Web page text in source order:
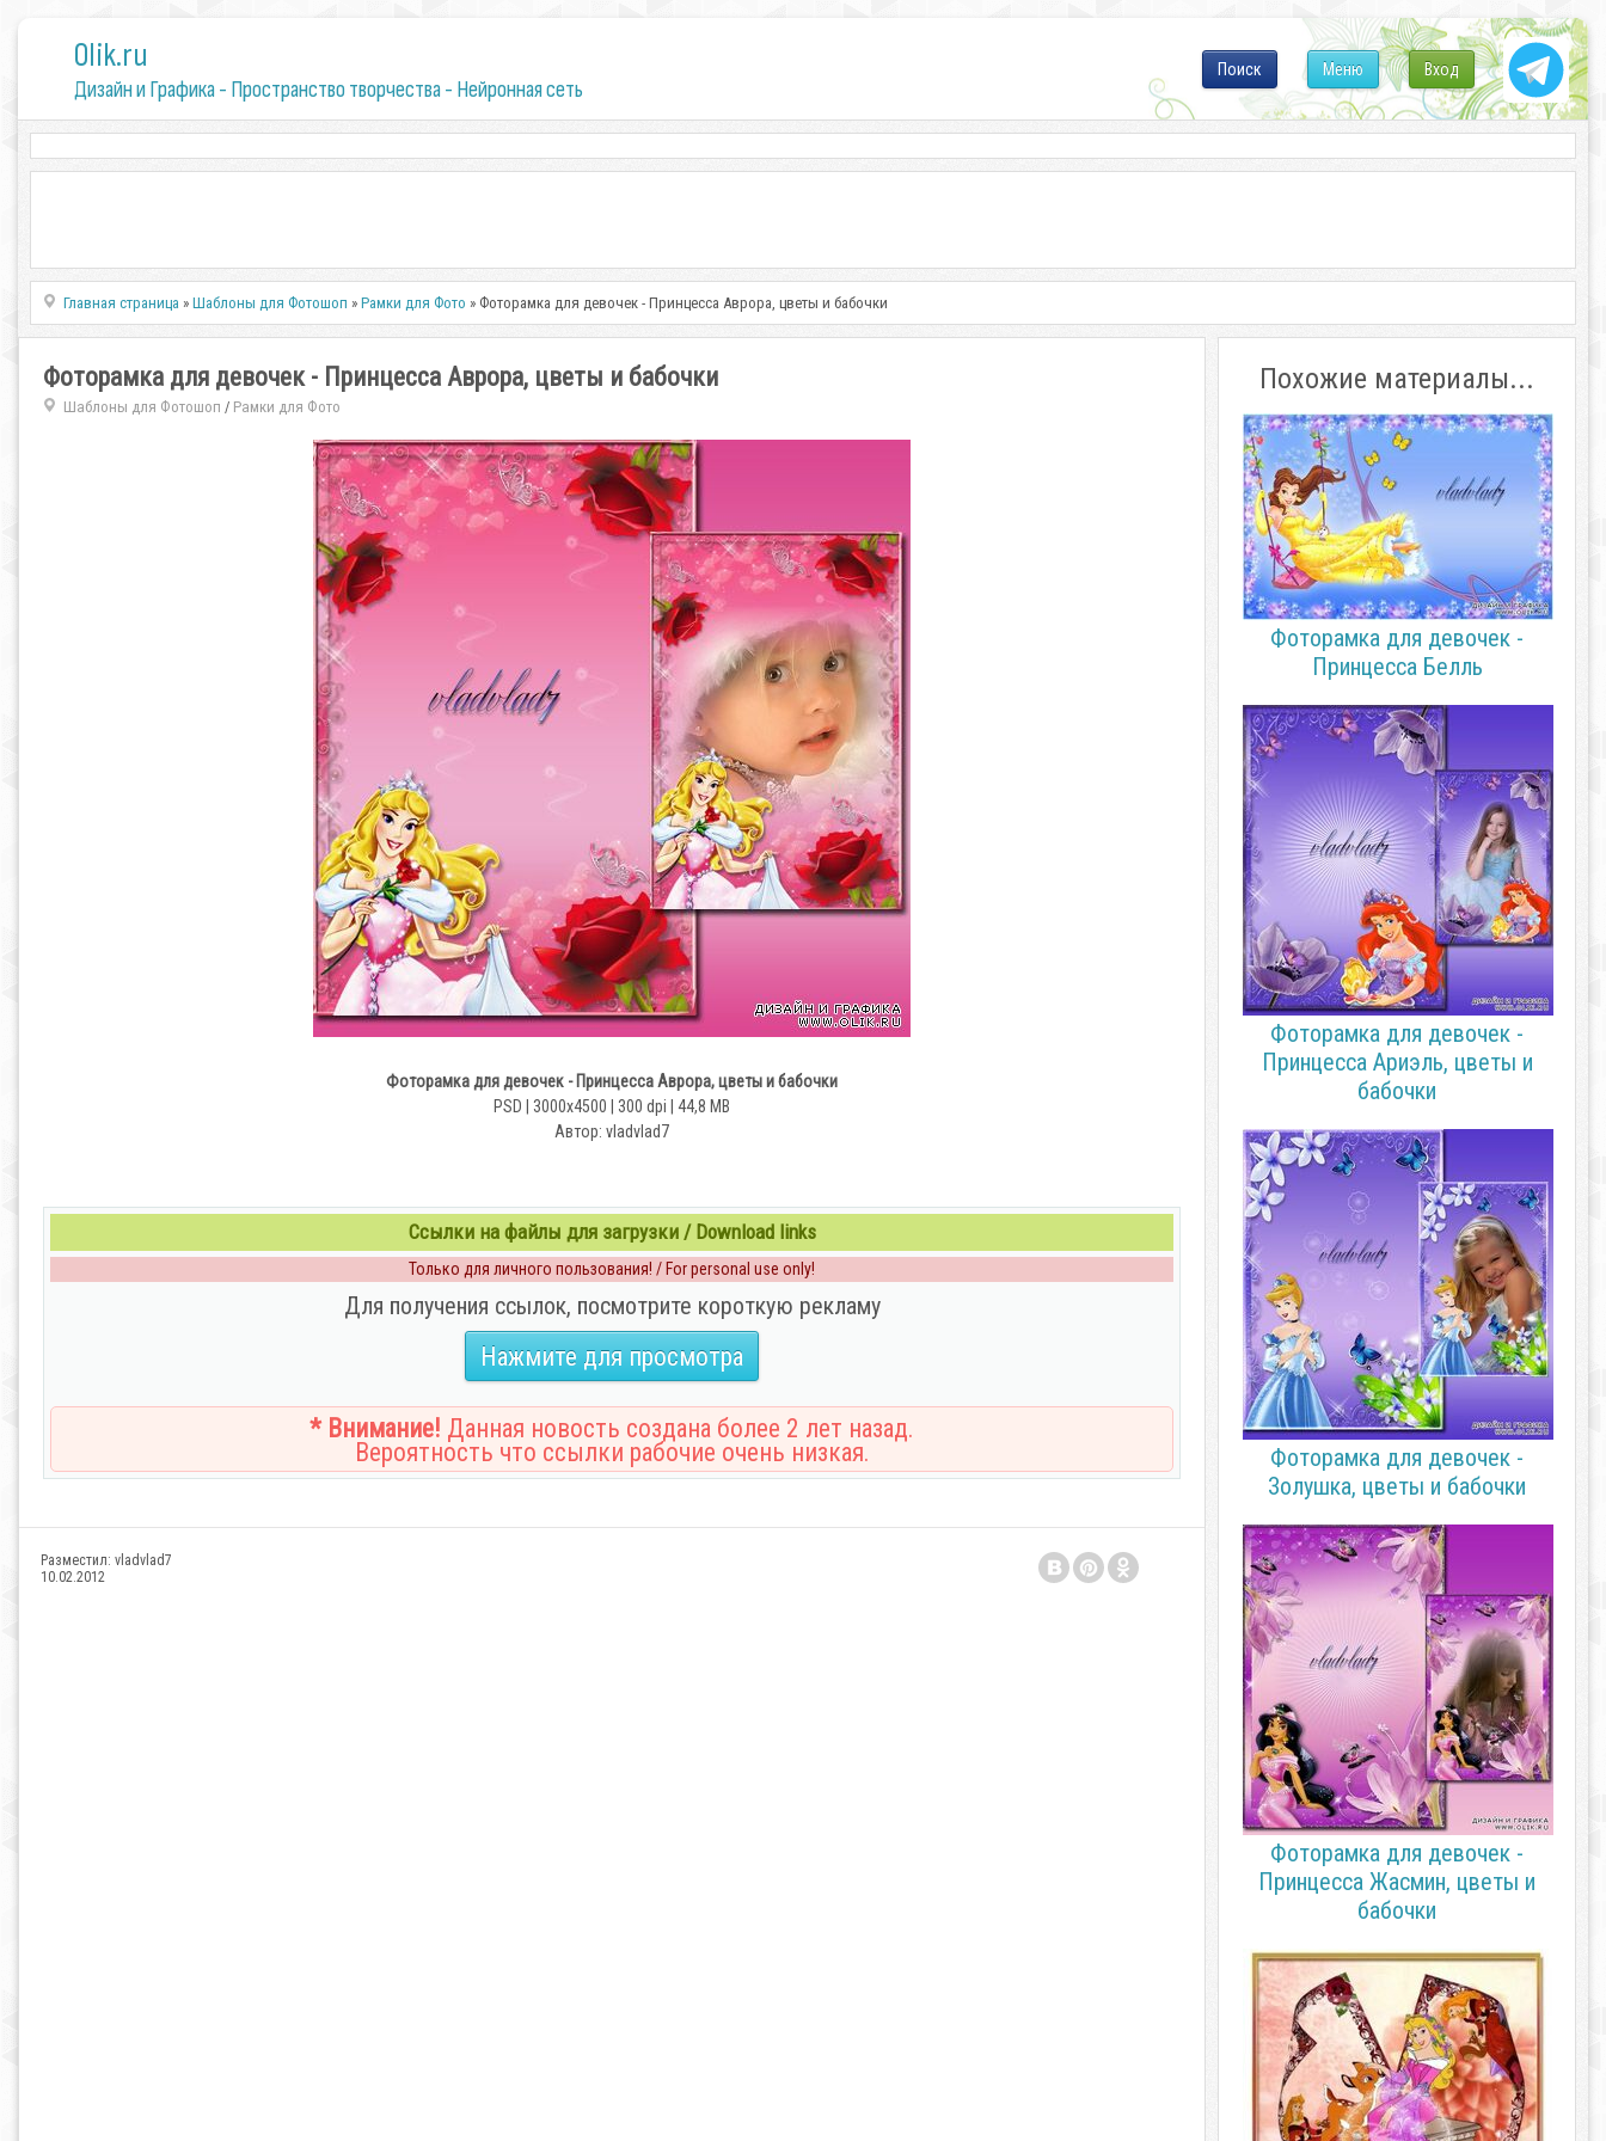
0lik.ru
Дизайн и Графика - Пространство творчества - Нейронная сеть
Вход
Меню
Поиск
Главная страница »Шаблоны для Фотошоп »Рамки для Фото » Фоторамка для девочек - Принцесса Аврора, цветы и бабочки
Фоторамка для девочек - Принцесса Аврора, цветы и бабочки
Шаблоны для Фотошоп / Рамки для Фото
Фоторамка для девочек - Принцесса Аврора, цветы и бабочки
PSD | 3000х4500 | 300 dpi | 44,8 MB
Автор: vladvlad7
Ссылки на файлы для загрузки / Download links
Только для личного пользования! / For personal use only!
Для получения ссылок, посмотрите короткую рекламу
Нажмите для просмотра
* Внимание! Данная новость создана более 2 лет назад.
Вероятность что ссылки рабочие очень низкая.
Разместил: vladvlad7
10.02.2012
Похожие материалы...
Фоторамка для девочек -
Принцесса Белль
Фоторамка для девочек -
Принцесса Ариэль, цветы и
бабочки
Фоторамка для девочек -
Золушка, цветы и бабочки
Фоторамка для девочек -
Принцесса Жасмин, цветы и
бабочки